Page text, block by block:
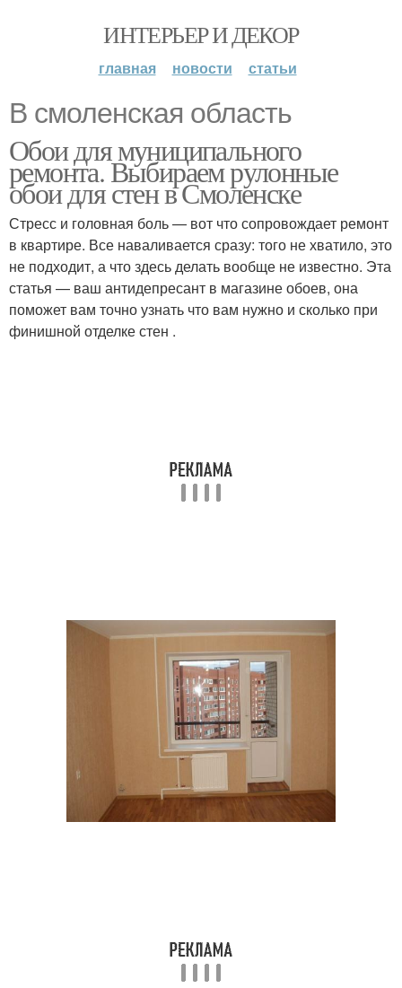
ИНТЕРЬЕР И ДЕКОР
главная новости статьи
В смоленская область
Обои для муниципального
ремонта. Выбираем рулонные
обои для стен в Смоленске
Стресс и головная боль — вот что сопровождает ремонт
в квартире. Все наваливается сразу: того не хватило, это
не подходит, а что здесь делать вообще не известно. Эта
статья — ваш антидепресант в магазине обоев, она
поможет вам точно узнать что вам нужно и сколько при
финишной отделке стен .